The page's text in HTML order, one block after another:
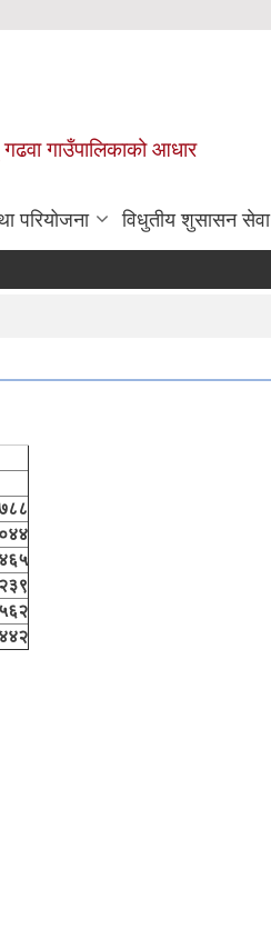
गाउँपालिकाको आधार
परियोजना विधुतीय शुसासन सेवा